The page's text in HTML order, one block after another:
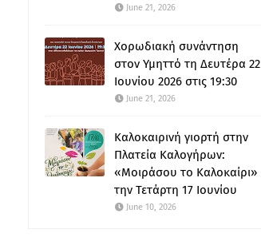
June 21, 2026
Χορωδιακή συνάντηση
στον Υμηττό τη Δευτέρα 22
Ιουνίου 2026 στις 19:30
June 21, 2026
Καλοκαιρινή γιορτή στην
Πλατεία Καλογήρων:
«Μοιράσου το Καλοκαίρι»
την Τετάρτη 17 Ιουνίου
June 10, 2026